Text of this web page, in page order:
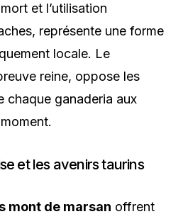
et l’utilisation
représente une forme
locale. Le
reine, oppose les
chaque ganaderia aux
et les avenirs taurins
mont de marsan offrent